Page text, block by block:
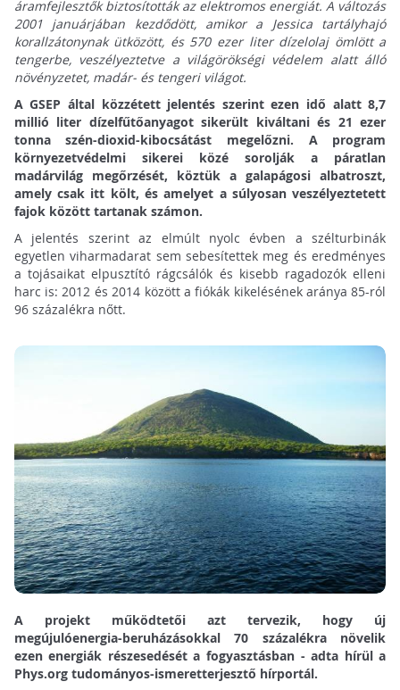
áramfejlesztők biztosították az elektromos energiát. A változás
2001 januárjában kezdődött, amikor a Jessica tartályhajó
korallzátonynak ütközött, és 570 ezer liter dízelolaj ömlött a
tengerbe, veszélyeztetve a világörökségi védelem alatt álló
növényzetet, madár- és tengeri világot.
A GSEP által közzétett jelentés szerint ezen idő alatt 8,7
millió liter dízelfűtőanyagot sikerült kiváltani és 21 ezer
tonna szén-dioxid-kibocsátást megelőzni. A program
környezetvédelmi sikerei közé sorolják a páratlan
madárvilág megőrzését, köztük a galapágosi albatroszt,
amely csak itt költ, és amelyet a súlyosan veszélyeztetett
fajok között tartanak számon.
A jelentés szerint az elmúlt nyolc évben a szélturbinák
egyetlen viharmadarat sem sebesítettek meg és eredményes
a tojásaikat elpusztító rágcsálók és kisebb ragadozók elleni
harc is: 2012 és 2014 között a fiókák kikelésének aránya 85-ról
96 százalékra nőtt.
A projekt működtetői azt tervezik, hogy új
megújulóenergia-beruházásokkal 70 százalékra növelik
ezen energiák részesedését a fogyasztásban - adta hírül a
Phys.org tudományos-ismeretterjesztő hírportál.